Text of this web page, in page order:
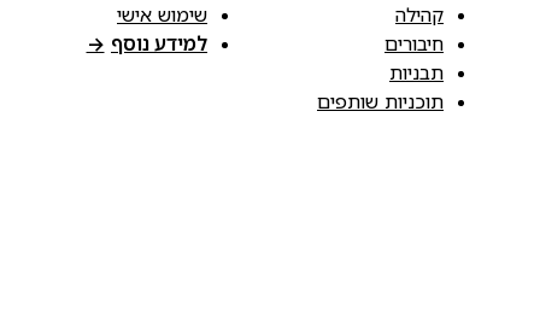
קהילה
חיבורים
תבניות
תוכניות שותפים
שימוש אישי
למידע נוסף →